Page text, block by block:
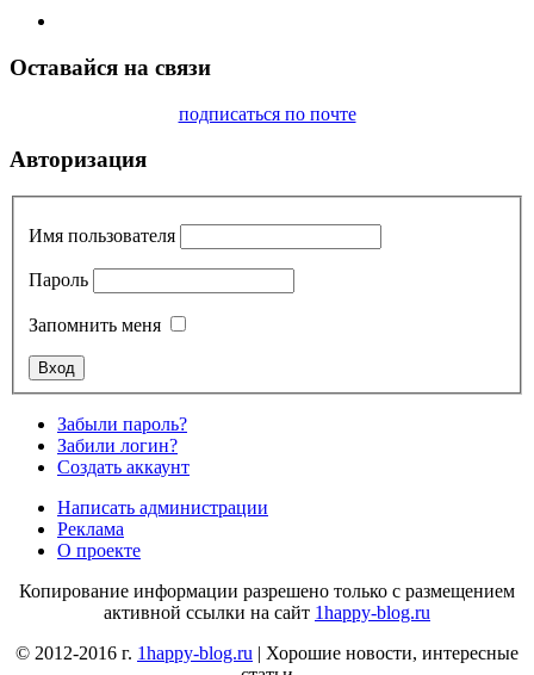
Оставайся на связи
подписаться по почте
Авторизация
Имя пользователя
Пароль
Запомнить меня
Забыли пароль?
Забили логин?
Создать аккаунт
Написать администрации
Реклама
О проекте
Копирование информации разрешено только с размещением
активной ссылки на сайт 1happy-blog.ru
© 2012-2016 г. 1happy-blog.ru | Хорошие новости, интересные